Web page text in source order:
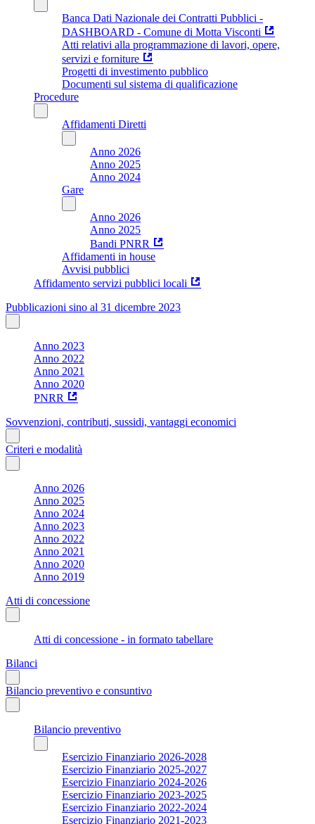
Banca Dati Nazionale dei Contratti Pubblici -
DASHBOARD - Comune di Motta Visconti
Atti relativi alla programmazione di lavori, opere,
servizi e forniture
Progetti di investimento pubblico
Documenti sul sistema di qualificazione
Procedure
Affidamenti Diretti
Anno 2026
Anno 2025
Anno 2024
Gare
Anno 2026
Anno 2025
Bandi PNRR
Affidamenti in house
Avvisi pubblici
Affidamento servizi pubblici locali
Pubblicazioni sino al 31 dicembre 2023
Anno 2023
Anno 2022
Anno 2021
Anno 2020
PNRR
Sovvenzioni, contributi, sussidi, vantaggi economici
Criteri e modalità
Anno 2026
Anno 2025
Anno 2024
Anno 2023
Anno 2022
Anno 2021
Anno 2020
Anno 2019
Atti di concessione
Atti di concessione - in formato tabellare
Bilanci
Bilancio preventivo e consuntivo
Bilancio preventivo
Esercizio Finanziario 2026-2028
Esercizio Finanziario 2025-2027
Esercizio Finanziario 2024-2026
Esercizio Finanziario 2023-2025
Esercizio Finanziario 2022-2024
Esercizio Finanziario 2021-2023